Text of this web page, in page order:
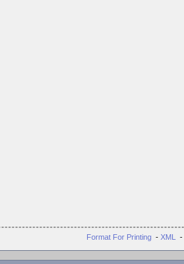
Format For Printing - XML -